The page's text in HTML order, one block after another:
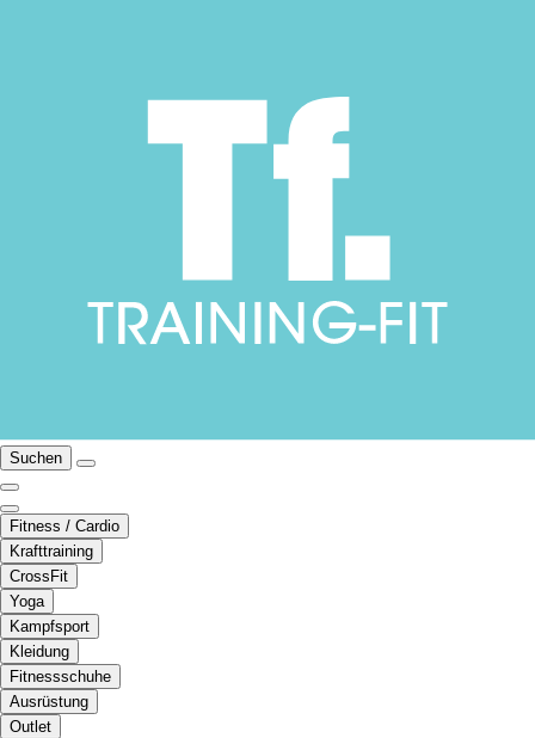
Suchen
Fitness / Cardio
Krafttraining
CrossFit
Yoga
Kampfsport
Kleidung
Fitnessschuhe
Ausrüstung
Outlet